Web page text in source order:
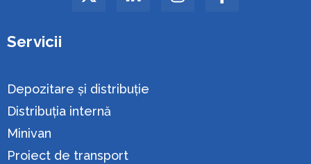
Servicii
Depozitare și distribuție
Distribuția internă
Minivan
Proiect de transport